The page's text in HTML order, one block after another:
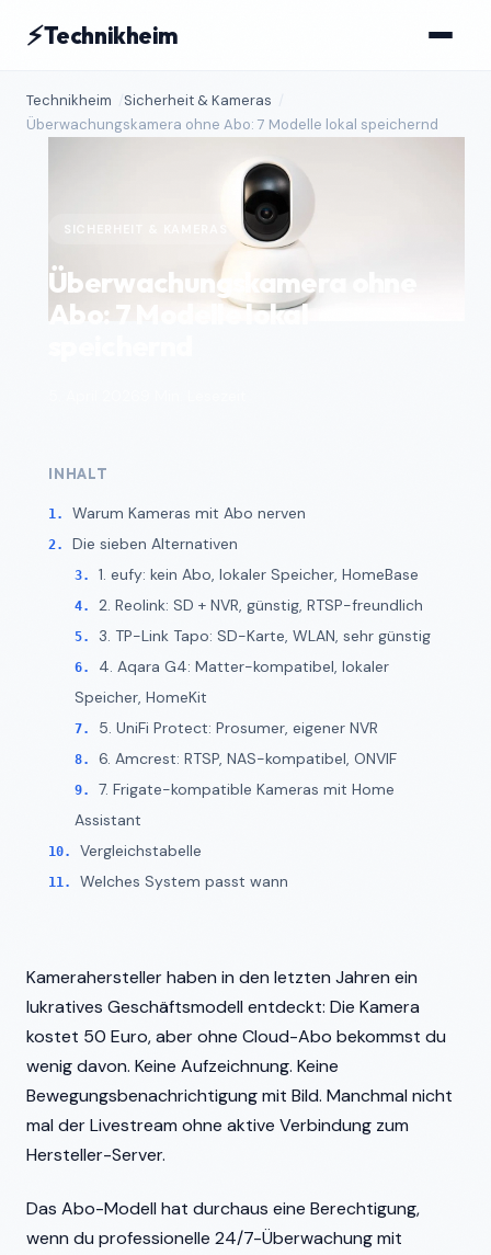
⚡Technikheim
Technikheim
Sicherheit & Kameras
Überwachungskamera ohne Abo: 7 Modelle lokal speichernd
SICHERHEIT & KAMERAS
Überwachungskamera ohne
Abo: 7 Modelle lokal
INHALT
Warum Kameras mit Abo nerven
Die sieben Alternativen
1. eufy: kein Abo, lokaler Speicher, HomeBase
2. Reolink: SD + NVR, günstig, RTSP-freundlich
3. TP-Link Tapo: SD-Karte, WLAN, sehr günstig
4. Aqara G4: Matter-kompatibel, lokaler
Speicher, HomeKit
5. UniFi Protect: Prosumer, eigener NVR
6. Amcrest: RTSP, NAS-kompatibel, ONVIF
7. Frigate-kompatible Kameras mit Home
Assistant
Vergleichstabelle
Welches System passt wann
Kamerahersteller haben in den letzten Jahren ein
lukratives Geschäftsmodell entdeckt: Die Kamera
kostet 50 Euro, aber ohne Cloud-Abo bekommst du
wenig davon. Keine Aufzeichnung. Keine
Bewegungsbenachrichtigung mit Bild. Manchmal nicht
mal der Livestream ohne aktive Verbindung zum
Hersteller-Server.
Das Abo-Modell hat durchaus eine Berechtigung,
wenn du professionelle 24/7-Überwachung mit